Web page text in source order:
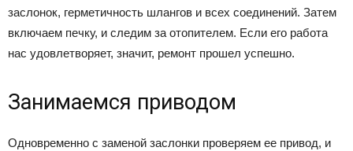
заслонок, герметичность шлангов и всех соединений. Затем
включаем печку, и следим за отопителем. Если его работа
нас удовлетворяет, значит, ремонт прошел успешно.
Занимаемся приводом
Одновременно с заменой заслонки проверяем ее привод, и